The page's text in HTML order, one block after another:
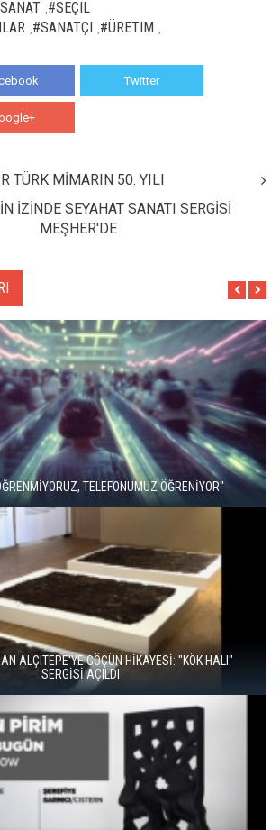
#SEÇIL
#SANATÇI #ÜRETIM
Twitter
TÜRK MİMARIN 50. YILI
İZİNDE SEYAHAT SANATI SERGİSİ
MEŞHER'DE
TELEFONUMUZ ÖĞRENİYOR"
ALÇITEPE'YE GÖÇÜN HİKAYESİ: "KÖK HALI"
SERGİSİ AÇILDI